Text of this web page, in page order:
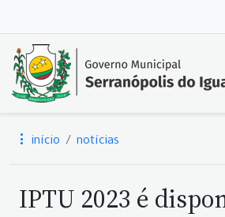
início notícias
IPTU 2023 é